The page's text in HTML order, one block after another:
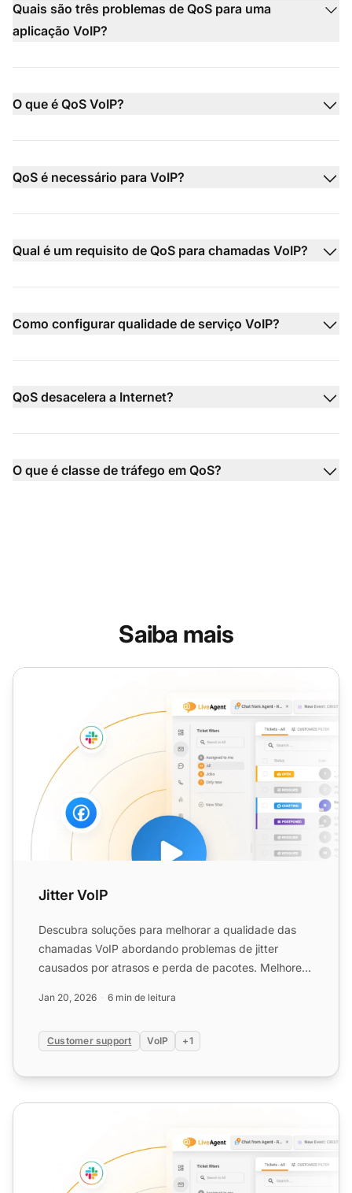
Quais são três problemas de QoS para uma
aplicação VoIP?
O que é QoS VoIP?
QoS é necessário para VoIP?
Qual é um requisito de QoS para chamadas VoIP?
Como configurar qualidade de serviço VoIP?
QoS desacelera a Internet?
O que é classe de tráfego em QoS?
Saiba mais
Jitter VoIP
Jitter VoIP
Descubra soluções para melhorar a qualidade das
chamadas VoIP abordando problemas de jitter
causados por atrasos e perda de pacotes. Melhore
Jan 20, 2026 6 min de leitura
Customer support VoIP +1
MOS VoIP